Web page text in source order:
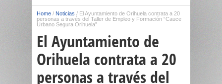
Home / Noticias / El Ayuntamiento de Orihuela contrata a 20
personas a través del Taller de Empleo y Formación “Cauce
Urbano Segura Orihuela”
El Ayuntamiento de
Orihuela contrata a 20
personas a través del